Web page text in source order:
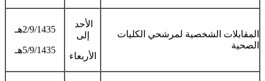
المقابلات الشخصية لمرشحي الكليات
الصحية
الأحد
إلى
الأربعاء
2/9/1435هـ
5/9/1435هـ